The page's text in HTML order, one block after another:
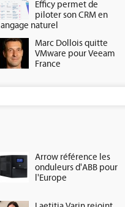
Efficy permet de
piloter son CRM en
langage naturel
Marc Dollois quitte
VMware pour Veeam
France
Arrow référence les
onduleurs d'ABB pour
l'Europe